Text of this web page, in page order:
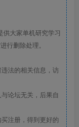
供大家单机研究学习
行删除处理。
法的相关信息，访
论坛无关，后果自
注册，得到更好的